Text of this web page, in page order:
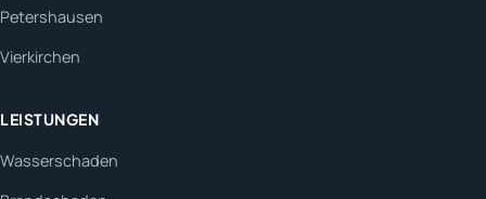
Petershausen
Vierkirchen
LEISTUNGEN
Wasserschaden